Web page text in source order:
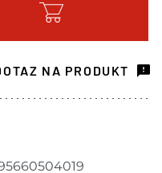
1 ks
NA PRODUKT